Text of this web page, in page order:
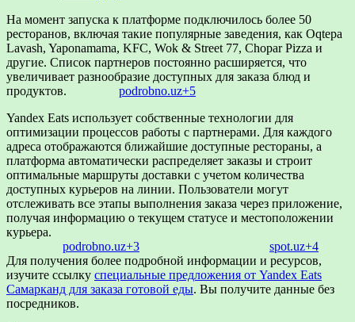
На момент запуска к платформе подключилось более 50
ресторанов, включая такие популярные заведения, как Oqtepa
Lavash, Yaponamama, KFC, Wok & Street 77, Chopar Pizza и
другие. Список партнеров постоянно расширяется, что
увеличивает разнообразие доступных для заказа блюд и
продуктов.
podrobno.uz+5
Yandex Eats использует собственные технологии для
оптимизации процессов работы с партнерами. Для каждого
адреса отображаются ближайшие доступные рестораны, а
платформа автоматически распределяет заказы и строит
оптимальные маршруты доставки с учетом количества
доступных курьеров на линии. Пользователи могут
отслеживать все этапы выполнения заказа через приложение,
получая информацию о текущем статусе и местоположении
курьера.
podrobno.uz+3 spot.uz+4
Для получения более подробной информации и ресурсов,
изучите ссылку специальные предложения от Yandex Eats
Самарканд для заказа готовой еды. Вы получите данные без
посредников.